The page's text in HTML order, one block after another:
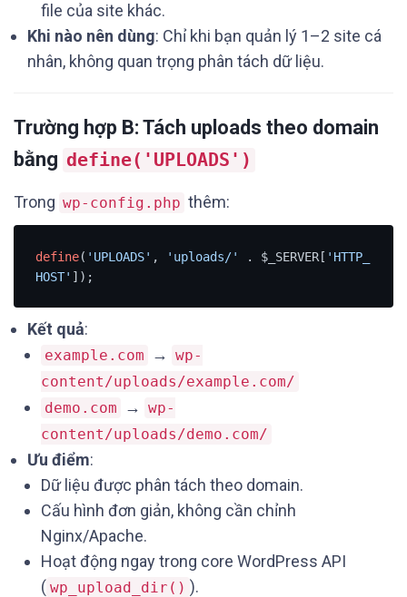
file của site khác.
Khi nào nên dùng: Chỉ khi bạn quản lý 1–2 site cá
nhân, không quan trọng phân tách dữ liệu.
Trường hợp B: Tách uploads theo domain
bằng define('UPLOADS')
Trong wp-config.php thêm:
define( 'UPLOADS' , 'uploads/' . $_SERVER[ 'HTTP_
HOST'
Kết quả:
example.com → wp-
content/uploads/example.com/
demo.com
→ wp-
content/uploads/demo.com/
Ưu điểm:
Dữ liệu được phân tách theo domain.
Cấu hình đơn giản, không cần chỉnh
Nginx/Apache.
Hoạt động ngay trong core WordPress API
( wp_upload_dir() ).